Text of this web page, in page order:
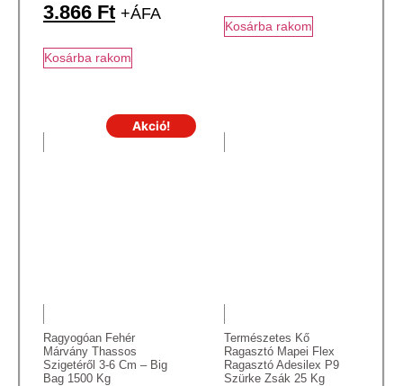
3.866 Ft +ÁFA
Kosárba rakom
Kosárba rakom
Akció!
Ragyogóan Fehér
Márvány Thassos
Szigetéről 3-6 Cm – Big
Bag 1500 Kg
Természetes Kő
Ragasztó Mapei Flex
Ragasztó Adesilex P9
Szürke Zsák 25 Kg